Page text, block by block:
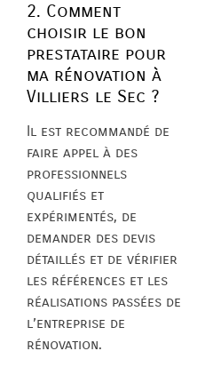
2. Comment
choisir le bon
prestataire pour
ma rénovation à
Villiers le Sec ?
Il est recommandé de
faire appel à des
professionnels
qualifiés et
expérimentés, de
demander des devis
détaillés et de vérifier
les références et les
réalisations passées de
l’entreprise de
rénovation.